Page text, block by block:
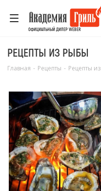
ОФИЦИАЛЬНЫЙ ДИЛЕР WEBER
РЕЦЕПТЫ ИЗ РЫБЫ
Главная - Рецепты - Рецепты